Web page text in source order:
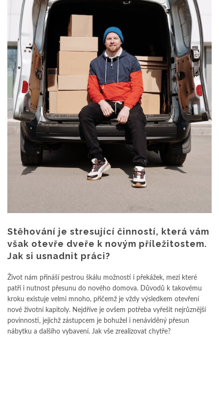
Stěhování je stresující činností, která vám
však otevře dveře k novým příležitostem.
Jak si usnadnit práci?
Život nám přináší pestrou škálu možností i překážek, mezi které
patří i nutnost přesunu do nového domova. Důvodů k takovému
kroku existuje velmi mnoho, přičemž je vždy výsledkem otevření
nové životní kapitoly. Nejdříve je ovšem potřeba vyřešit nejrůznější
povinnosti, jejichž zástupcem je bohužel i nenáviděný přesun
nábytku a dalšího vybavení. Jak vše zrealizovat chytře?